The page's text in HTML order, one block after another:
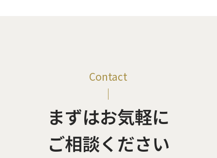
Contact
まずはお気軽に
ご相談ください